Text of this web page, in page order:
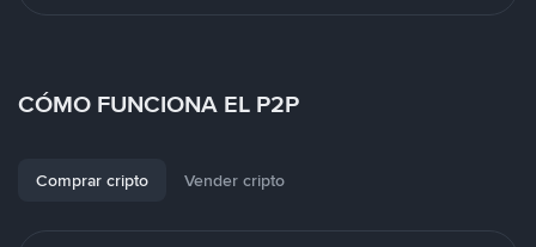
CÓMO FUNCIONA EL P2P
Comprar cripto Vender cripto